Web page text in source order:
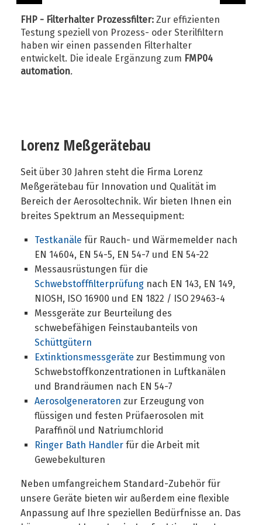
FHP - Filterhalter Prozessfilter: Zur effizienten
Testung speziell von Prozess- oder Sterilfiltern
haben wir einen passenden Filterhalter
entwickelt. Die ideale Ergänzung zum FMP04
automation.
eine einfache, teilautomatisierte und saubere
Prüfung ohne brennenden Docht und ohne
Ruß.
Lorenz Meßgerätebau
Seit über 30 Jahren steht die Firma Lorenz
Meßgerätebau für Innovation und Qualität im
Bereich der Aerosoltechnik. Wir bieten Ihnen ein
breites Spektrum an Messequipment:
Testkanäle für Rauch- und Wärmemelder nach
EN 14604, EN 54-5, EN 54-7 und EN 54-22
Messausrüstungen für die
Schwebstofffilterprüfung nach EN 143, EN 149,
NIOSH, ISO 16900 und EN 1822 / ISO 29463-4
Messgeräte zur Beurteilung des
schwebefähigen Feinstaubanteils von
Schüttgütern
Extinktionsmessgeräte zur Bestimmung von
Schwebstoffkonzentrationen in Luftkanälen
und Brandräumen nach EN 54-7
Aerosolgeneratoren zur Erzeugung von
flüssigen und festen Prüfaerosolen mit
Paraffinöl und Natriumchlorid
Ringer Bath Handler für die Arbeit mit
Gewebekulturen
Neben umfangreichem Standard-Zubehör für
unsere Geräte bieten wir außerdem eine flexible
Anpassung auf Ihre speziellen Bedürfnisse an. Das